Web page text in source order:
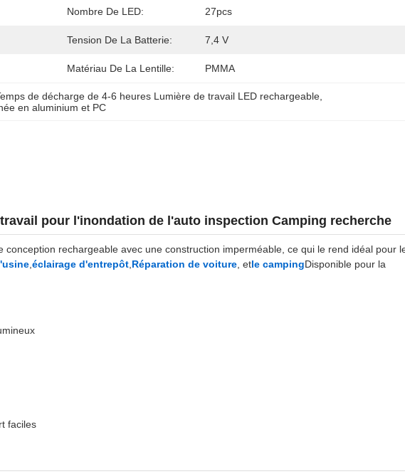
Nombre De LED: 27pcs
Tension De La Batterie: 7,4 V
Matériau De La Lentille: PMMA
de décharge de 4-6 heures Lumière de travail LED rechargeable
en aluminium et PC
pour l'inondation de l'auto inspection Camping recherche
conception rechargeable avec une construction imperméable, ce qui le rend idéal pour
éclairage d'entrepôt Réparation de voiture , etle campingDisponible pour la
faciles